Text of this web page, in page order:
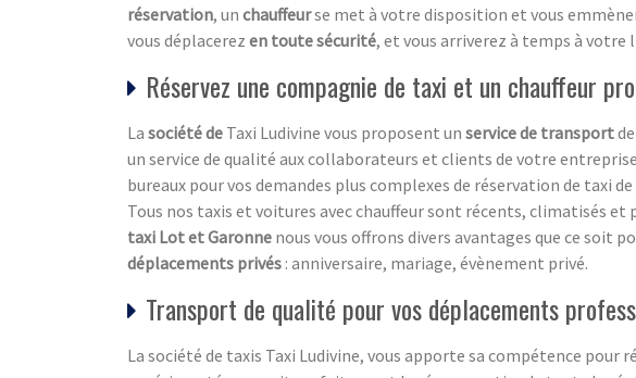
réservation, un chauffeurse met à votre disposition et vous
vous déplacerez en toute sécurité, et vous arriverez à temps à votre
Réservez une compagnie de taxi et un chauffeur
La société de Taxi Ludivine vous proposent un service de transportde
un service de qualité aux collaborateurs et clients de votre
bureaux pour vos demandes plus complexes de réservation de taxi
Tous nos taxis et voitures avec chauffeur sont récents, climatisés et
taxi Lot et Garonne nous vous offrons divers avantages que ce soit
déplacements privés : anniversaire, mariage, évènement privé.
Transport de qualité pour vos déplacements
La société de taxis Taxi Ludivine, vous apporte sa compétence pour